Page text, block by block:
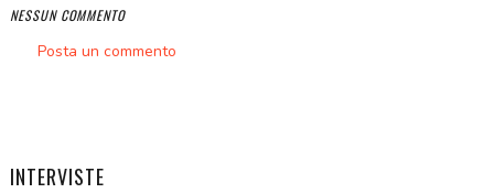
NESSUN COMMENTO
Posta un commento
INTERVISTE